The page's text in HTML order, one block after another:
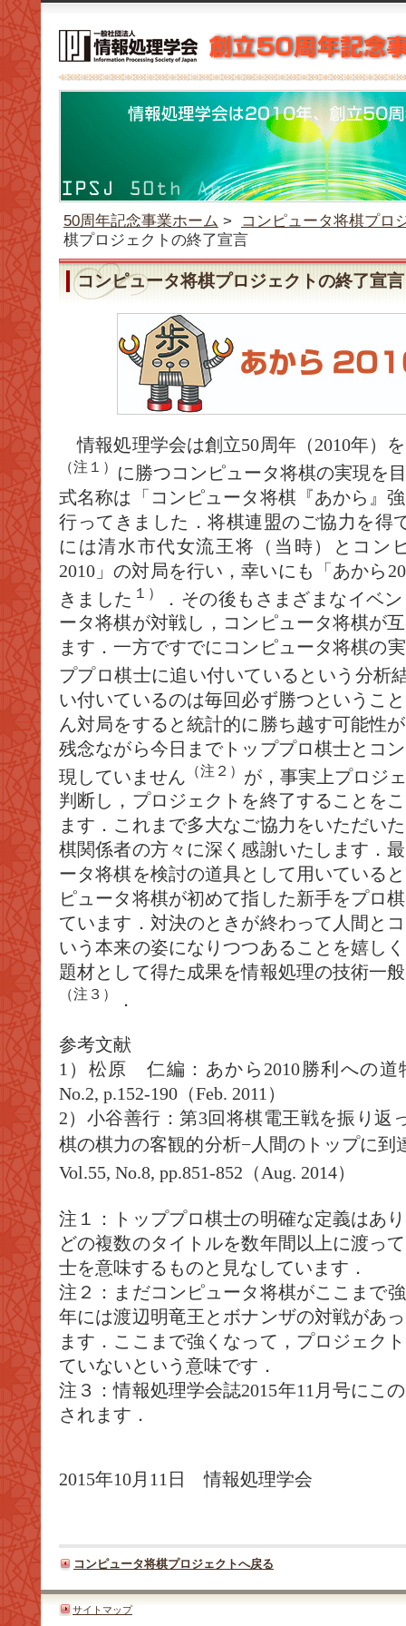
50周年記念事業ホーム >
コンピュータ将棋プロ
棋プロジェクトの終了宣言
コンピュータ将棋プロジェクトの終了宣言
情報処理学会は創立50周年（2010年）
（注１）
に勝つコンピュータ将棋の実現を
式名称は「コンピュータ将棋『あから』
行ってきました．将棋連盟のご協力を得
には清水市代女流王将（当時）とコン
2010」の対局を行い，幸いにも「あから
きました １）
．その後もさまざまなイベ
ータ将棋が対戦し，コンピュータ将棋が
ます．一方ですでにコンピュータ将棋の
ププロ棋士に追い付いているという分析
い付いているのは毎回必ず勝つというこ
ん対局をすると統計的に勝ち越す可能性
残念ながら今日までトッププロ棋士とコ
現していません
（注２） が，事実上プロジ
判断し，プロジェクトを終了することを
ます．これまで多大なご協力をいただい
棋関係者の方々に深く感謝いたします．
ータ将棋を検討の道具として用いている
ピュータ将棋が初めて指した新手をプロ
ています．対決のときが終わって人間と
いう本来の姿になりつつあることを嬉し
題材として得た成果を情報処理の技術一
（注３） ．
参考文献
1）松原 仁編：あから2010勝利への道
No.2, p.152-190（Feb. 2011）
2）小谷善行：第3回将棋電王戦を振り返
棋の棋力の客観的分析−人間のトップに到
Vol.55, No.8, pp.851-852（Aug. 2014）
注１：トッププロ棋士の明確な定義はあ
どの複数のタイトルを数年間以上に渡っ
士を意味するものと見なしています．
注２：まだコンピュータ将棋がここまで
年には渡辺明竜王とボナンザの対戦があ
ます．ここまで強くなって，プロジェク
ていないという意味です．
注３：情報処理学会誌2015年11月号にこ
されます．
2015年10月11日 情報処理学会
コンピュータ将棋プロジェクトへ戻る
サイトマップ